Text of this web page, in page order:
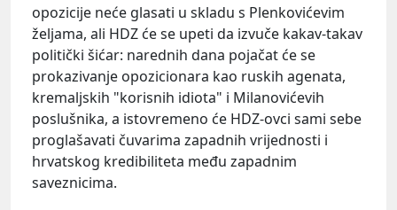
opozicije neće glasati u skladu s Plenkovićevim
željama, ali HDZ će se upeti da izvuče kakav-takav
politički šićar: narednih dana pojačat će se
prokazivanje opozicionara kao ruskih agenata,
kremaljskih "korisnih idiota" i Milanovićevih
poslušnika, a istovremeno će HDZ-ovci sami sebe
proglašavati čuvarima zapadnih vrijednosti i
hrvatskog kredibiliteta među zapadnim
saveznicima.